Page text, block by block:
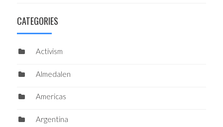
CATEGORIES
Activism
Almedalen
Americas
Argentina